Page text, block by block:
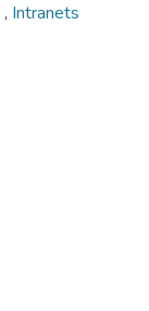
, Intranets